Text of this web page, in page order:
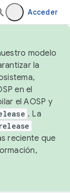
Acceder
modelo
la
en el
el AOSP y
. La
reciente que